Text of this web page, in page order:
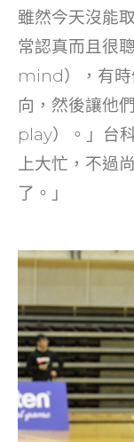
雖然今天沒能
常認真而且很
mind），有時
向，然後讓他
play）。」台
上大忙，不過
了。」